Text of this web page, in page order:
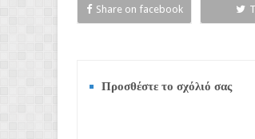
Share on facebook
Προσθέστε το σχόλιό σας